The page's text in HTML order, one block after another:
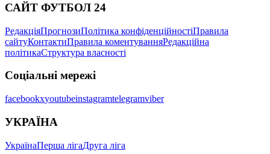
САЙТ ФУТБОЛ 24
РедакціяПрогнозиПолітика конфіденційностіПравила
сайтуКонтактиПравила коментуванняРедакційна
політикаСтруктура власності
Соціальні мережі
facebookxyoutubeinstagramtelegramviber
УКРАЇНА
УкраїнаПерша лігаДруга ліга